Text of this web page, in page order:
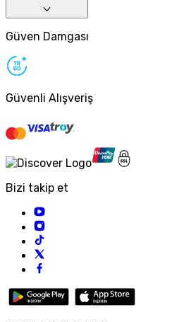
Güven Damgası
Güvenli Alışveriş
Bizi takip et